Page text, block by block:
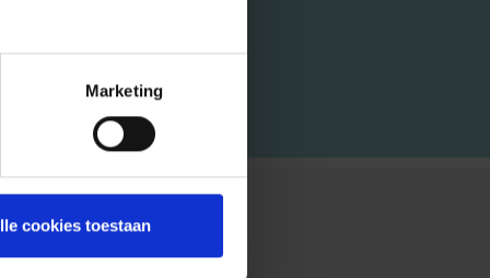
Marketing
cookies toestaan